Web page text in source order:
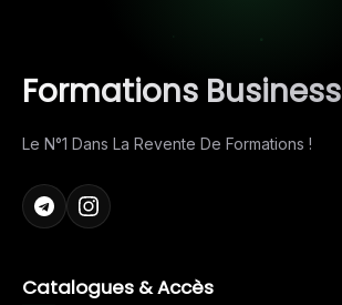
Formations Business
Le N°1 Dans La Revente De Formations !
Catalogues & Accès